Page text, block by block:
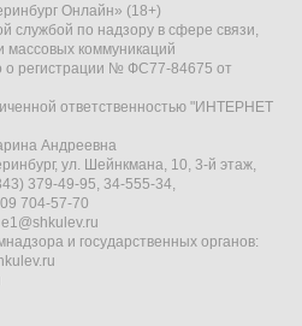
Онлайн» (18+)
службой по надзору в сфере связи,
коммуникаций
о регистрации № ФС77-84675 от
ответственностью "ИНТЕРНЕТ
Андреевна
ул. Шейнкмана, 10, 3-й этаж,
379-49-95, 34-555-34,
704-57-70
e1@shkulev.ru
и государственных органов: